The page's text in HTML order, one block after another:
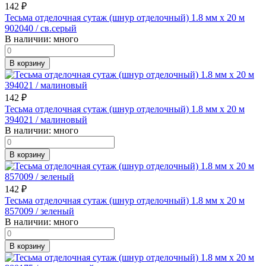
142 ₽
Тесьма отделочная сутаж (шнур отделочный) 1.8 мм х 20 м
902040 / св.серый
В наличии: много
В корзину
142 ₽
Тесьма отделочная сутаж (шнур отделочный) 1.8 мм х 20 м
394021 / малиновый
В наличии: много
В корзину
142 ₽
Тесьма отделочная сутаж (шнур отделочный) 1.8 мм х 20 м
857009 / зеленый
В наличии: много
В корзину